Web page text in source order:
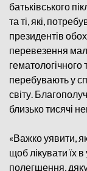
батьківського
та ті, які,
президентів
перевезення
перебувають у
світу.
близько тисячі
«Важко уявити,
щоб лікувати їх
полегшення,